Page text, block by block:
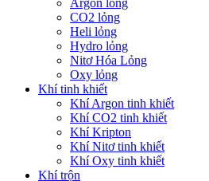
Argon lỏng
CO2 lỏng
Heli lỏng
Hydro lỏng
Nitơ Hóa Lỏng
Oxy lỏng
Khí tinh khiết
Khí Argon tinh khiết
Khí CO2 tinh khiết
Khí Kripton
Khí Nitơ tinh khiết
Khí Oxy tinh khiết
Khí trộn